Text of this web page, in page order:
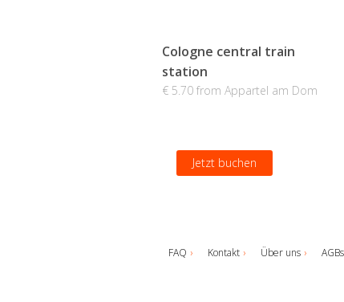
Cologne central train
station
€ 5.70 from Appartel am Dom
Jetzt buchen
FAQ Kontakt Über uns